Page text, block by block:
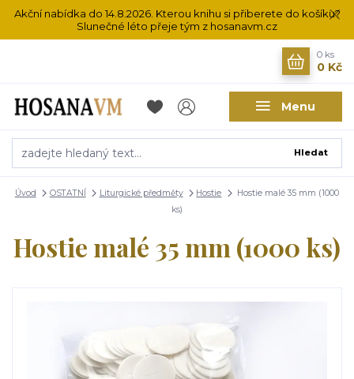
Akční nabídka do 14.8.2026. Kterou knihu si přiberete do košíku?
Slunečné léto přeje tým z hosanavm.cz
Menu
Hledat
0 ks
0 Kč
Úvod OSTATNÍ Liturgické předměty Hostie
Hostie malé 35 mm (1000
ks)
Hostie malé 35 mm (1000 ks)